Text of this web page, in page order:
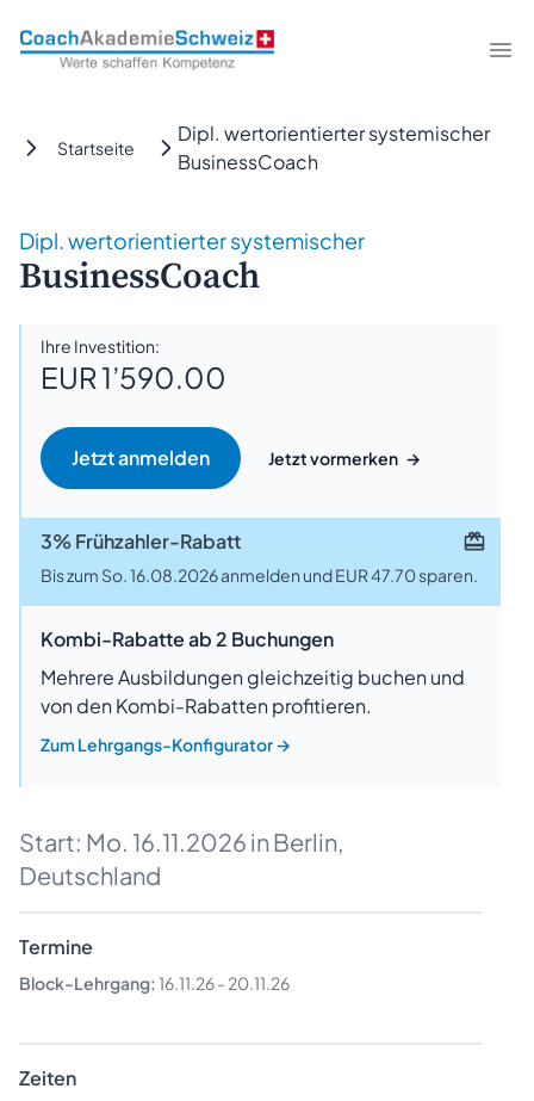
CoachAkademieSchweiz
Startseite
Dipl. wertorientierter systemischer
BusinessCoach
Dipl. wertorientierter systemischer
BusinessCoach
Ihre Investition:
EUR 1’590.00
Jetzt vormerken →
3% Frühzahler-Rabatt
Bis zum So. 16.08.2026 anmelden und EUR 47.70 sparen.
Kombi-Rabatte ab 2 Buchungen
Mehrere Ausbildungen gleichzeitig buchen und
von den Kombi-Rabatten profitieren.
Zum Lehrgangs-Konfigurator→
Start: Mo. 16.11.2026 in Berlin,
Deutschland
Termine
Block-Lehrgang:16.11.26- 20.11.26
Zeiten